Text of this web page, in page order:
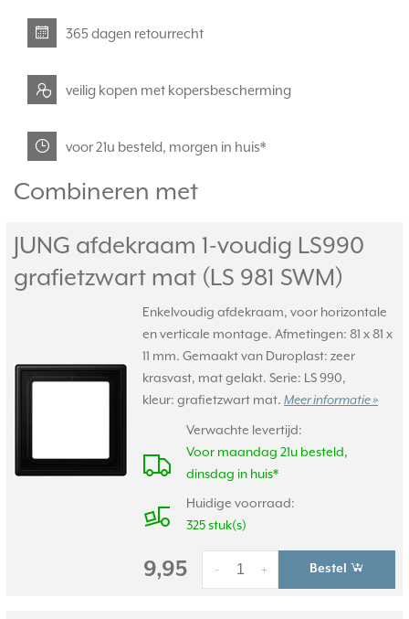
365 dagen retourrecht
veilig kopen met kopersbescherming
voor 21u besteld, morgen in huis*
Combineren met
JUNG afdekraam 1-voudig LS990
grafietzwart mat (LS 981 SWM)
Enkelvoudig afdekraam, voor horizontale
en verticale montage. Afmetingen: 81 x 81 x
11 mm. Gemaakt van Duroplast: zeer
krasvast, mat gelakt. Serie: LS 990,
kleur: grafietzwart mat. Meer informatie »
Verwachte levertijd:
Voor maandag 21u besteld,
dinsdag in huis*
Huidige voorraad:
325 stuk(s)
9,95 +
- Bestel